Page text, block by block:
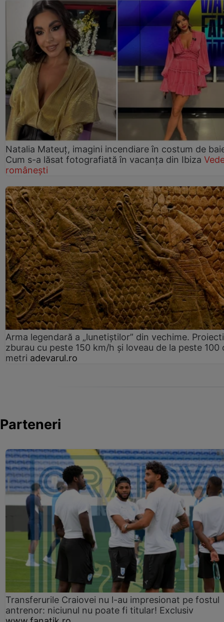
Natalia Mateuț, imagini incendiare în costum de
Cum s-a lăsat fotografiată în vacanța din Ibiza
românești
Arma legendară a „lunetiștilor” din vechime.
zburau cu peste 150 km/h și loveau de la peste 100
metri adevarul.ro
Parteneri
Transferurile Craiovei nu l-au impresionat pe fostul
antrenor: niciunul nu poate fi titular! Exclusiv